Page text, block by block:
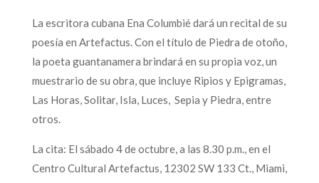
La escritora cubana Ena Columbié dará un recital de su
poesía en Artefactus. Con el título de Piedra de otoño,
la poeta guantanamera brindará en su propia voz, un
muestrario de su obra, que incluye Ripios y Epigramas,
Las Horas, Solitar, Isla, Luces, Sepia y Piedra, entre
otros.
La cita: El sábado 4 de octubre, a las 8.30 p.m., en el
Centro Cultural Artefactus, 12302 SW 133 Ct., Miami,